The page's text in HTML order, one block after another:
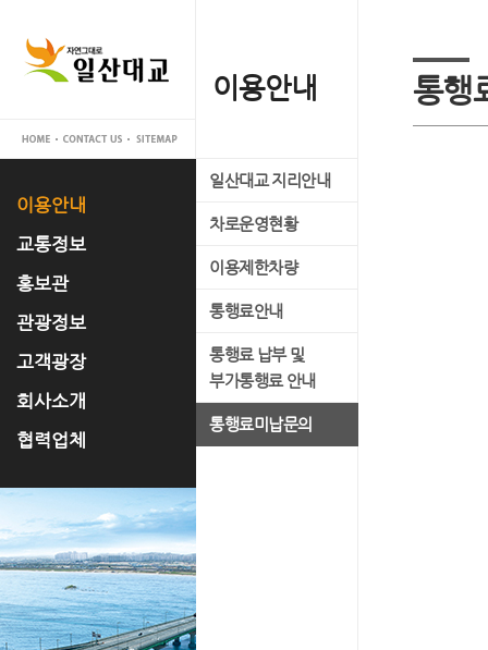
이용안내
이용안내
일산대교 지리안내
차로운영현황
이용제한차량
통행료안내
통행료 납부 및
부가통행료 안내
통행료미납문의
교통정보
교통정보
실시간 교통정보
교통관리 시스템 소개
홍보관
홍보관
일산대교 갤러리
홍보 동영상
언론 속 일산대교
자료실
관광정보
관광정보
관광명소
축제정보
문화유적
맛집정보
고객광장
고객광장
공지사항
고객의 소리
FAQ
회사소개
회사소개
대표이사 인사말
사업개요
사업추진경과
운영조직
경영공시
협력업체
협력업체
입찰공고
통행